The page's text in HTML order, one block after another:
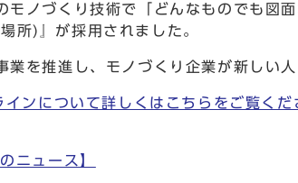
ノづくり技術で「どんなものでも図
所)』が採用されました。
を推進し、モノづくり企業が新しい
ンについて詳しくはこちらをご覧くだ
ニュース】